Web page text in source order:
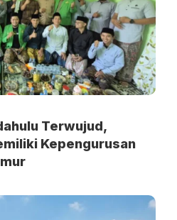
Terwujud,
Kepengurusan